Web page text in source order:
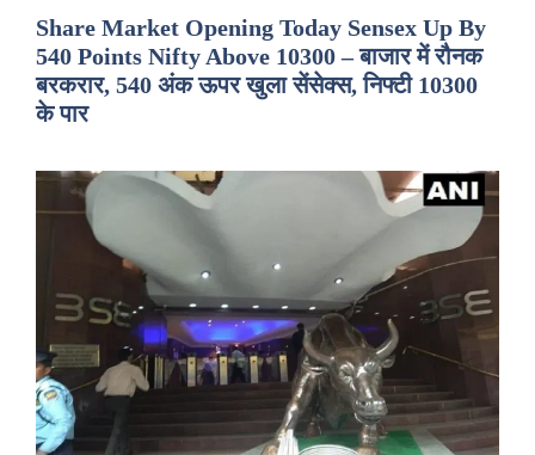
Share Market Opening Today Sensex Up By
540 Points Nifty Above 10300 – बाजार में रौनक
बरकरार, 540 अंक ऊपर खुला सेंसेक्स, निफ्टी 10300
के पार